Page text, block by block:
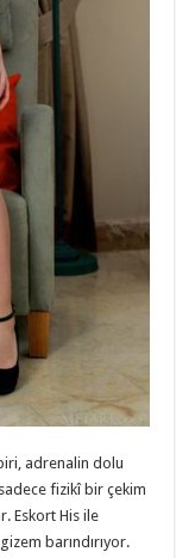
adrenalin dolu
fizikî bir çekim
Eskort His ile
barındırıyor.